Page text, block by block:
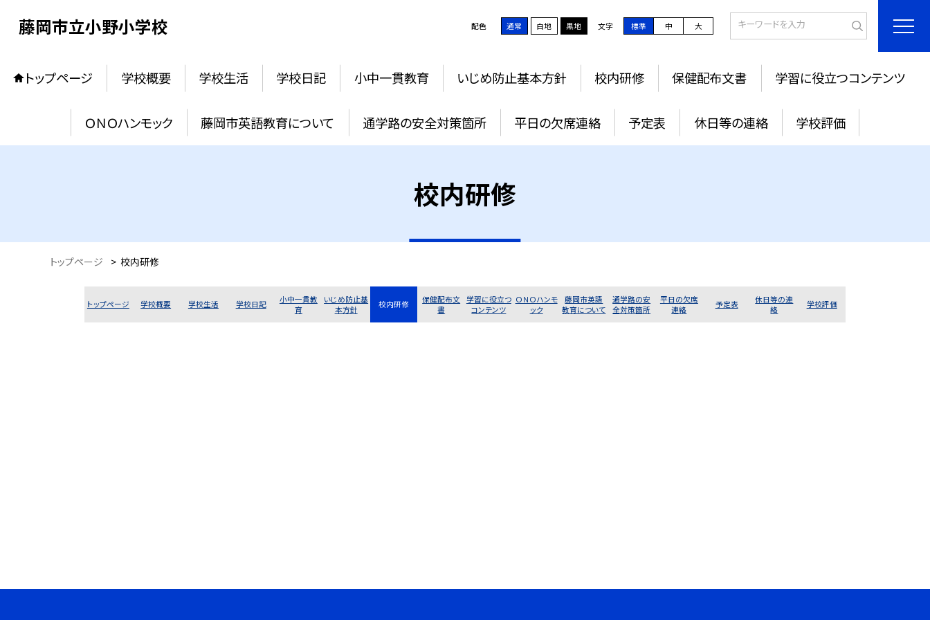
藤岡市立小野小学校 配色 通常 白地 黒地 文字 標準 中 大
トップページ 学校概要 学校生活 学校日記 小中一貫教育 いじめ防止基本方針 校内研修 保健配布文書 学習に役立つコンテンツ
ＯＮＯハンモック 藤岡市英語教育について 通学路の安全対策箇所 平日の欠席連絡 予定表 休日等の連絡 学校評価
校内研修
トップページ > 校内研修
トップページ 学校概要 学校生活 学校日記
小中一貫教
育
いじめ防止基
本方針
校内研修
保健配布文
書
学習に役立つ
コンテンツ
ＯＮＯハンモ
ック
藤岡市英語
教育について
通学路の安
全対策箇所
平日の欠席
連絡
予定表
休日等の連
絡
学校評価